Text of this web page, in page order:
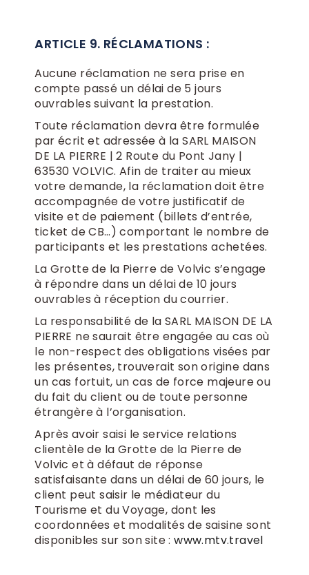
ARTICLE 9. RÉCLAMATIONS :
Aucune réclamation ne sera prise en
compte passé un délai de 5 jours
ouvrables suivant la prestation.
Toute réclamation devra être formulée
par écrit et adressée à la SARL MAISON
DE LA PIERRE | 2 Route du Pont Jany |
63530 VOLVIC. Afin de traiter au mieux
votre demande, la réclamation doit être
accompagnée de votre justificatif de
visite et de paiement (billets d’entrée,
ticket de CB…) comportant le nombre de
participants et les prestations achetées.
La Grotte de la Pierre de Volvic s’engage
à répondre dans un délai de 10 jours
ouvrables à réception du courrier.
La responsabilité de la SARL MAISON DE LA
PIERRE ne saurait être engagée au cas où
le non-respect des obligations visées par
les présentes, trouverait son origine dans
un cas fortuit, un cas de force majeure ou
du fait du client ou de toute personne
étrangère à l’organisation.
Après avoir saisi le service relations
clientèle de la Grotte de la Pierre de
Volvic et à défaut de réponse
satisfaisante dans un délai de 60 jours, le
client peut saisir le médiateur du
Tourisme et du Voyage, dont les
coordonnées et modalités de saisine sont
disponibles sur son site :www.mtv.travel